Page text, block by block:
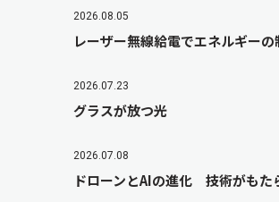
2026.08.05
レーザー無線給電でエネルギーの
2026.07.23
グラスが放つ光
2026.07.08
ドローンとAIの進化 技術がもた